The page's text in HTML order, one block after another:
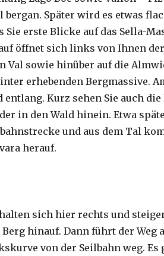
bergan. Später wird es etwas
Sie erste Blicke auf das Sella-
öffnet sich links von Ihnen
Val sowie hinüber auf die
erhebenden Bergmassive.
entlang. Kurz sehen Sie auch
in den Wald hinein. Etwa
und aus dem Tal
herauf.
sich hier rechts und
Berg hinauf. Dann führt der Weg
von der Seilbahn weg.